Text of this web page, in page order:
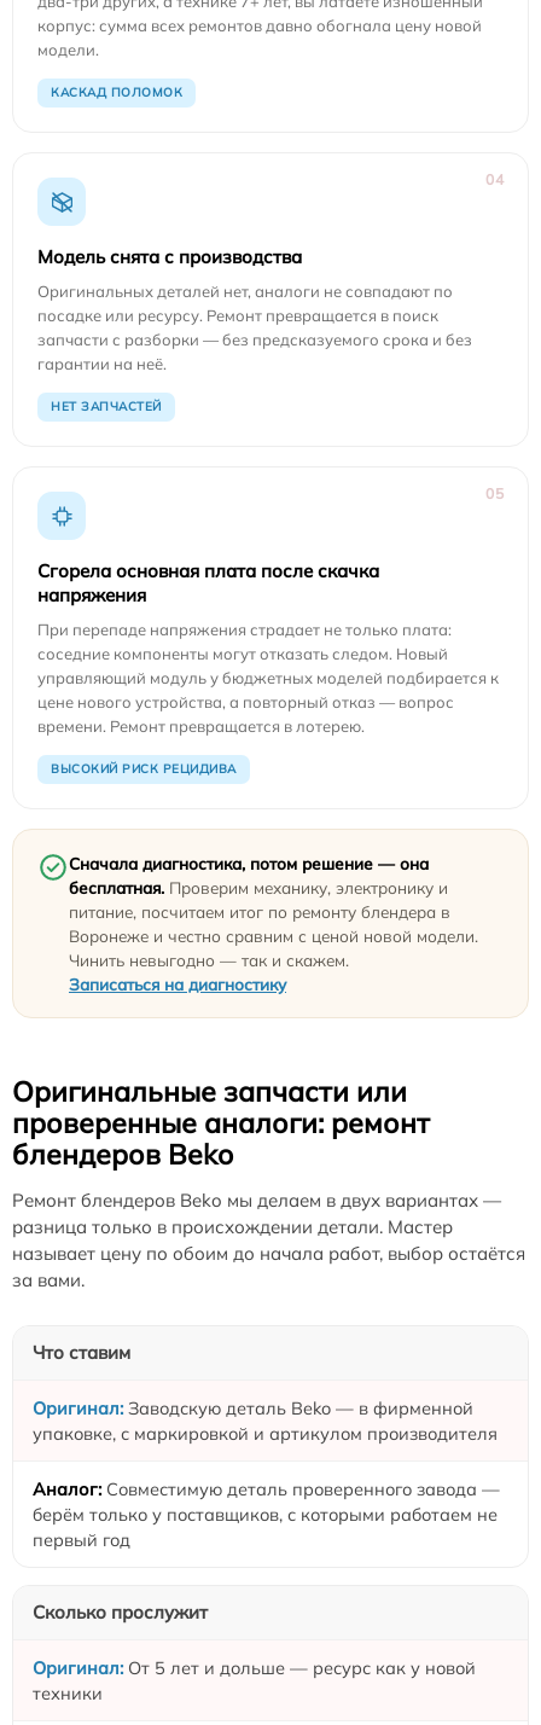
корпус: сумма всех ремонтов давно обогнала цену новой
модели.
КАСКАД ПОЛОМОК
04
Модель снята с производства
Оригинальных деталей нет, аналоги не совпадают по
посадке или ресурсу. Ремонт превращается в поиск
запчасти с разборки — без предсказуемого срока и без
гарантии на неё.
НЕТ ЗАПЧАСТЕЙ
05
Сгорела основная плата после скачка
напряжения
При перепаде напряжения страдает не только плата:
соседние компоненты могут отказать следом. Новый
управляющий модуль у бюджетных моделей подбирается к
цене нового устройства, а повторный отказ — вопрос
времени. Ремонт превращается в лотерею.
ВЫСОКИЙ РИСК РЕЦИДИВА
Сначала диагностика, потом решение — она
бесплатная. Проверим механику, электронику и
питание, посчитаем итог по ремонту блендера в
Воронеже и честно сравним с ценой новой модели.
Чинить невыгодно — так и скажем.
Записаться на диагностику
Оригинальные запчасти или
проверенные аналоги: ремонт
блендеров Beko
Ремонт блендеров Beko мы делаем в двух вариантах —
разница только в происхождении детали. Мастер
называет цену по обоим до начала работ, выбор остаётся
за вами.
Что ставим
Заводскую деталь Beko — в фирменной
упаковке, с маркировкой и артикулом производителя
Совместимую деталь проверенного завода —
берём только у поставщиков, с которыми работаем не
первый год
Сколько прослужит
От 5 лет и дольше — ресурс как у новой
техники